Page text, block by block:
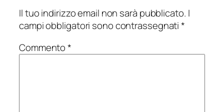
Il tuo indirizzo email non sarà pubblicato. I
campi obbligatori sono contrassegnati*
Commento*